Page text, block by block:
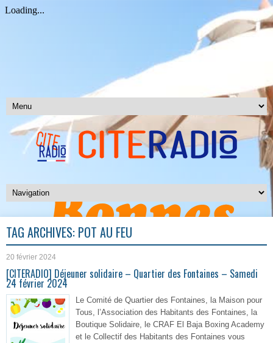
TAG ARCHIVES: POT AU FEU
20 février 2024
[CITERADIO] Déjeuner solidaire – Quartier des Fontaines – Samedi
24 février 2024
Le Comité de Quartier des Fontaines, la Maison pour
Tous, l’Association des Habitants des Fontaines, la
Boutique Solidaire, le CRAF El Baja Boxing Academy
et le Collectif des Habitants des Fontaines vous